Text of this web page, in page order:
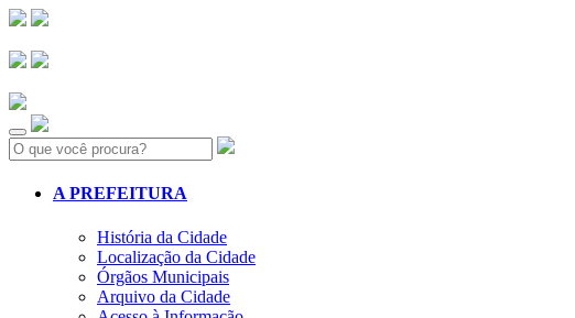
Search:
A PREFEITURA
História da Cidade
Localização da Cidade
Órgãos Municipais
Arquivo da Cidade